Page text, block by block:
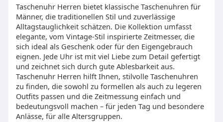
Taschenuhr Herren bietet klassische Taschenuhren für
Männer, die traditionellen Stil und zuverlässige
Alltagstauglichkeit schätzen. Die Kollektion umfasst
elegante, vom Vintage-Stil inspirierte Zeitmesser, die
sich ideal als Geschenk oder für den Eigengebrauch
eignen. Jede Uhr ist mit viel Liebe zum Detail gefertigt
und zeichnet sich durch gute Ablesbarkeit aus.
Taschenuhr Herren hilft Ihnen, stilvolle Taschenuhren
zu finden, die sowohl zu formellen als auch zu legeren
Outfits passen und die Zeitmessung einfach und
bedeutungsvoll machen – für jeden Tag und besondere
Anlässe, für alle Altersgruppen.